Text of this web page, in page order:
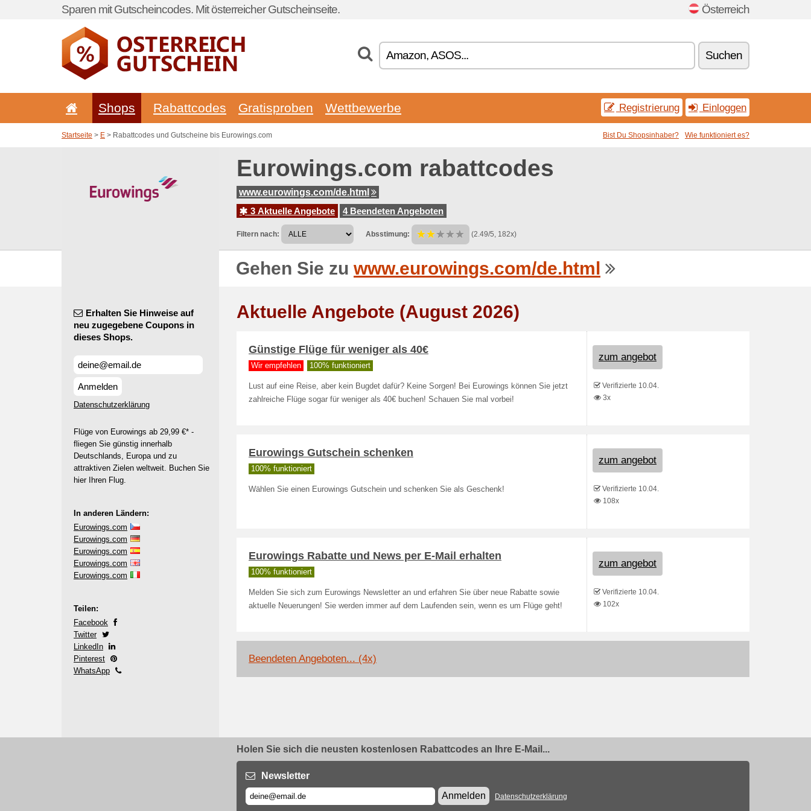
Sparen mit Gutscheincodes. Mit österreicher Gutscheinseite. Österreich
Suchen
Shops Rabattcodes Gratisproben Wettbewerbe Registrierung Einloggen
Startseite > E > Rabattcodes und Gutscheine bis Eurowings.com Bist Du Shopsinhaber? Wie funktioniert es?
Eurowings.com rabattcodes
www.eurowings.com/de.html
3 Aktuelle Angebote
4 Beendeten Angeboten
Filtern nach: Absstimung: (2.49/5, 182x)
Gehen Sie zu www.eurowings.com/de.html
Erhalten Sie Hinweise auf
neu zugegebene Coupons in
dieses Shops.
Anmelden
Datenschutzerklärung
Flüge von Eurowings ab 29,99 €* -
fliegen Sie günstig innerhalb
Deutschlands, Europa und zu
attraktiven Zielen weltweit. Buchen Sie
hier Ihren Flug.
In anderen Ländern:
Eurowings.com
Eurowings.com
Eurowings.com
Eurowings.com
Eurowings.com
Teilen:
Facebook
Twitter
LinkedIn
Pinterest
WhatsApp
Aktuelle Angebote (August 2026)
Günstige Flüge für weniger als 40€
Wir empfehlen 100% funktioniert
Lust auf eine Reise, aber kein Bugdet dafür? Keine Sorgen! Bei Eurowings können Sie jetzt
zahlreiche Flüge sogar für weniger als 40€ buchen! Schauen Sie mal vorbei!
zum angebot
Verifizierte 10.04.
3x
Eurowings Gutschein schenken
100% funktioniert
Wählen Sie einen Eurowings Gutschein und schenken Sie als Geschenk!
zum angebot
Verifizierte 10.04.
108x
Eurowings Rabatte und News per E-Mail erhalten
100% funktioniert
Melden Sie sich zum Eurowings Newsletter an und erfahren Sie über neue Rabatte sowie
aktuelle Neuerungen! Sie werden immer auf dem Laufenden sein, wenn es um Flüge geht!
zum angebot
Verifizierte 10.04.
102x
Beendeten Angeboten... (4x)
Holen Sie sich die neusten kostenlosen Rabattcodes an Ihre E-Mail...
Newsletter
Anmelden
Datenschutzerklärung